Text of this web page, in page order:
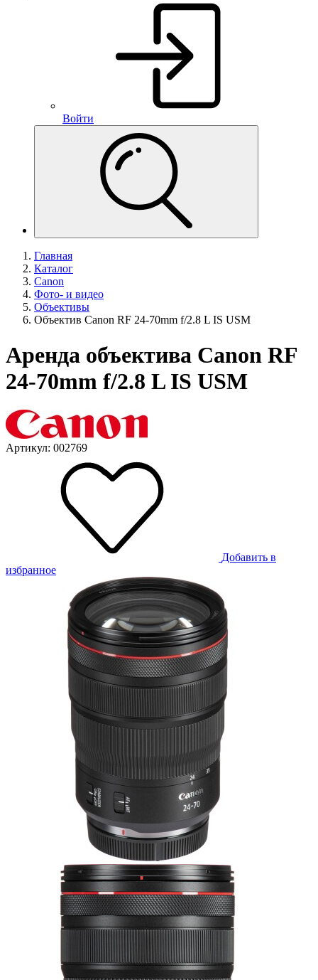
Войти
Главная
Каталог
Canon
Фото- и видео
Объективы
Объектив Canon RF 24-70mm f/2.8 L IS USM
Аренда объектива Canon RF
24-70mm f/2.8 L IS USM
Артикул: 002769
Добавить в
избранное